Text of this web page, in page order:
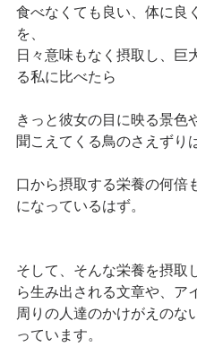
食べなくても良い、体に良
を、
日々意味もなく摂取し、巨
る私に比べたら
きっと彼女の目に映る景色
聞こえてくる鳥のさえずり
口から摂取する栄養の何倍
になっているはず。
そして、そんな栄養を摂取
ら生み出される文章や、ア
周りの人達のかけがえのな
っています。